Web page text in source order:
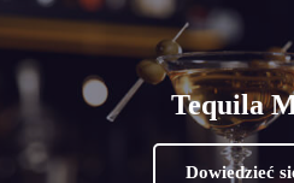
Tequila
Dowiedzieć